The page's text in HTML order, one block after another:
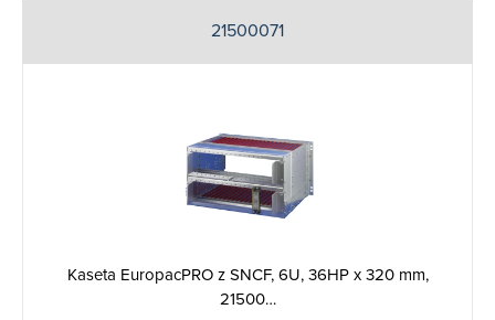
21500071
Kaseta EuropacPRO z SNCF, 6U, 36HP x 320 mm,
21500…